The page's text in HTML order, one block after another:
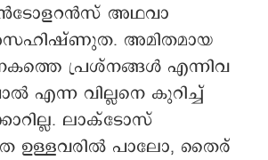
അഥവാ
അമിതമായ
പ്രശ്നങ്ങള്‍ എന്നിവ
എന്ന വില്ലനെ കുറിച്ച്
ലാക്ടോസ്
പാലോ, തൈര്